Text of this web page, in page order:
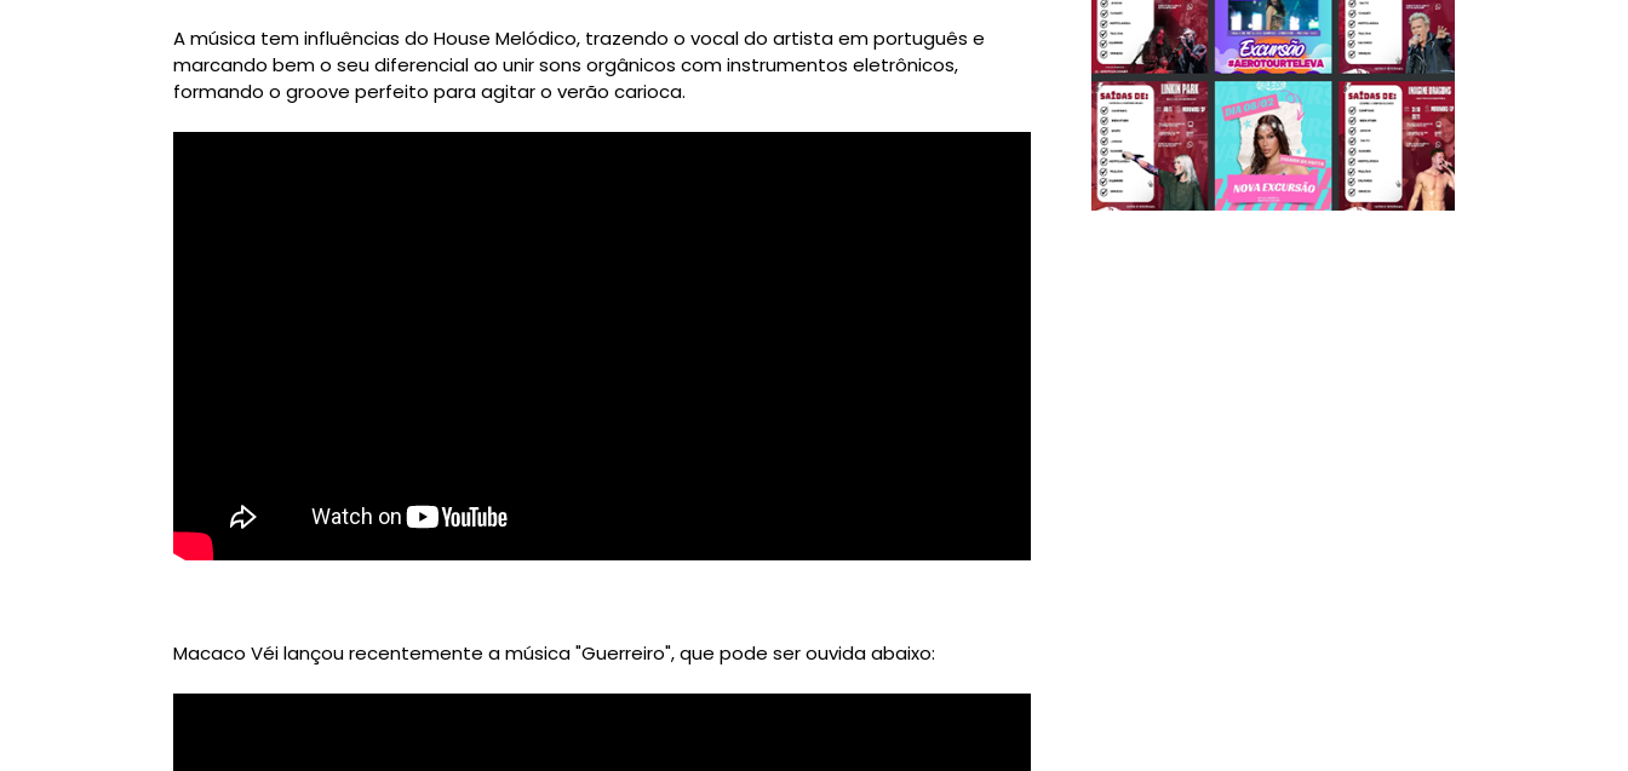
A música tem influências do House Melódico, trazendo o vocal do artista em português e
marcando bem o seu diferencial ao unir sons orgânicos com instrumentos eletrônicos,
formando o groove perfeito para agitar o verão carioca.
Macaco Véi lançou recentemente a música "Guerreiro", que pode ser ouvida abaixo: